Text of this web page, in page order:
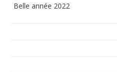
Belle année 2022